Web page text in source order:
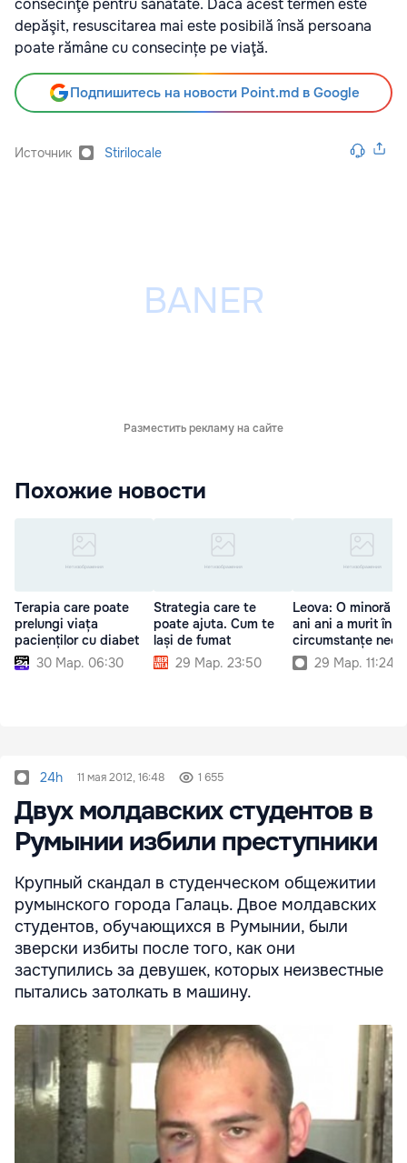
consecinţe pentru sănătate. Dacă acest termen este
depăşit, resuscitarea mai este posibilă însă persoana
poate rămâne cu consecințe pe viaţă.
Подпишитесь на новости Point.md в Google
Источник Stirilocale
Разместить рекламу на сайте
Похожие новости
Terapia care poate
prelungi viața
pacienților cu diabet
30 Мар. 06:30
Strategia care te
poate ajuta. Cum te
lași de fumat
29 Мар. 23:50
Leova: O minoră
ani ani a murit în
circumstanțe
29 Мар. 11:24
24h 11 мая 2012, 16:48 1 655
Двух молдавских студентов в
Румынии избили преступники
Крупный скандал в студенческом общежитии
румынского города Галаць. Двое молдавских
студентов, обучающихся в Румынии, были
зверски избиты после того, как они
заступились за девушек, которых неизвестные
пытались затолкать в машину.